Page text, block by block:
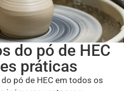
do pó de HEC
práticas
pó de HEC em todos os